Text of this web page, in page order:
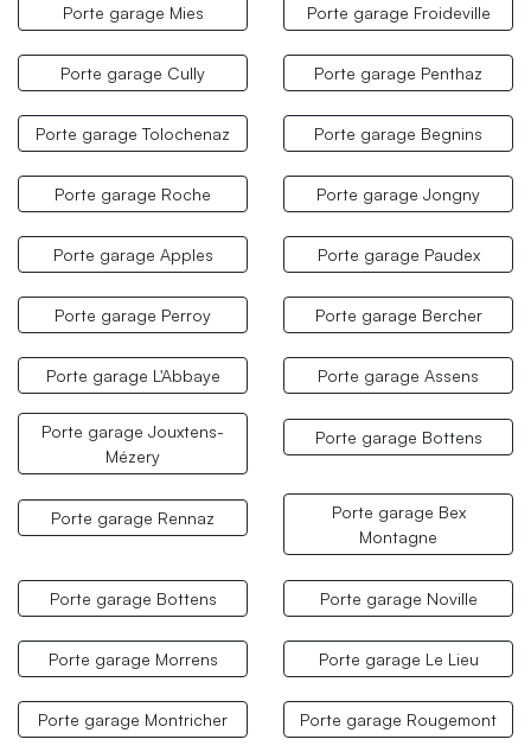
Porte garage Mies Porte garage Froideville
Porte garage Cully Porte garage Penthaz
Porte garage Tolochenaz Porte garage Begnins
Porte garage Roche Porte garage Jongny
Porte garage Apples Porte garage Paudex
Porte garage Perroy Porte garage Bercher
Porte garage L'Abbaye Porte garage Assens
Porte garage Jouxtens-
Mézery
Porte garage Bottens
Porte garage Rennaz
Porte garage Bex
Montagne
Porte garage Bottens Porte garage Noville
Porte garage Morrens Porte garage Le Lieu
Porte garage Montricher Porte garage Rougemont